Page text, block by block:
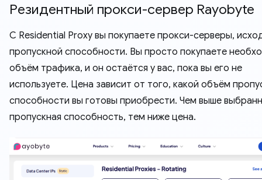
Резидентный прокси-сервер Rayobyte
С Residential Proxy вы покупаете прокси-серверы,
пропускной способности. Вы просто покупаете
объём трафика, и он остаётся у вас, пока вы его не
используете. Цена зависит от того, какой объём
способности вы готовы приобрести. Чем выше
пропускная способность, тем ниже цена.